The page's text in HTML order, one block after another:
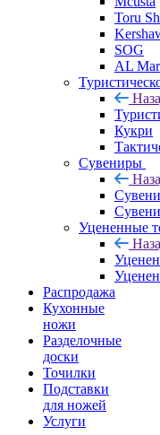
Toru
SOG
AL Mar
Кукри
Сувениры
Уцененные
Распродажа
Кухонные
ножи
Разделочные
доски
Точилки
Подставки
для ножей
Услуги